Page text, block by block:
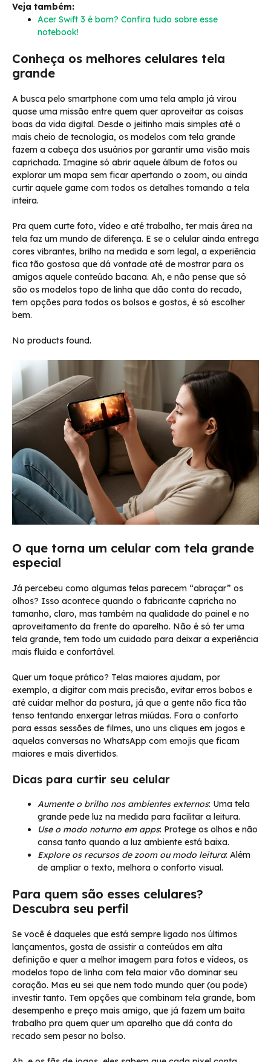
Veja também:
Acer Swift 3 é bom? Confira tudo sobre esse
notebook!
Conheça os melhores celulares tela
grande
A busca pelo smartphone com uma tela ampla já virou
quase uma missão entre quem quer aproveitar as coisas
boas da vida digital. Desde o jeitinho mais simples até o
mais cheio de tecnologia, os modelos com tela grande
fazem a cabeça dos usuários por garantir uma visão mais
caprichada. Imagine só abrir aquele álbum de fotos ou
explorar um mapa sem ficar apertando o zoom, ou ainda
curtir aquele game com todos os detalhes tomando a tela
inteira.
Pra quem curte foto, vídeo e até trabalho, ter mais área na
tela faz um mundo de diferença. E se o celular ainda entrega
cores vibrantes, brilho na medida e som legal, a experiência
fica tão gostosa que dá vontade até de mostrar para os
amigos aquele conteúdo bacana. Ah, e não pense que só
são os modelos topo de linha que dão conta do recado,
tem opções para todos os bolsos e gostos, é só escolher
bem.
No products found.
O que torna um celular com tela grande
especial
Já percebeu como algumas telas parecem “abraçar” os
olhos? Isso acontece quando o fabricante capricha no
tamanho, claro, mas também na qualidade do painel e no
aproveitamento da frente do aparelho. Não é só ter uma
tela grande, tem todo um cuidado para deixar a experiência
mais fluida e confortável.
Quer um toque prático? Telas maiores ajudam, por
exemplo, a digitar com mais precisão, evitar erros bobos e
até cuidar melhor da postura, já que a gente não fica tão
tenso tentando enxergar letras miúdas. Fora o conforto
para essas sessões de filmes, uno uns cliques em jogos e
aquelas conversas no WhatsApp com emojis que ficam
maiores e mais divertidos.
Dicas para curtir seu celular
Aumente o brilho nos ambientes externos: Uma tela
grande pede luz na medida para facilitar a leitura.
Use o modo noturno em apps: Protege os olhos e não
cansa tanto quando a luz ambiente está baixa.
Explore os recursos de zoom ou modo leitura: Além
de ampliar o texto, melhora o conforto visual.
Para quem são esses celulares?
Descubra seu perfil
Se você é daqueles que está sempre ligado nos últimos
lançamentos, gosta de assistir a conteúdos em alta
definição e quer a melhor imagem para fotos e vídeos, os
modelos topo de linha com tela maior vão dominar seu
coração. Mas eu sei que nem todo mundo quer (ou pode)
investir tanto. Tem opções que combinam tela grande, bom
desempenho e preço mais amigo, que já fazem um baita
trabalho pra quem quer um aparelho que dá conta do
recado sem pesar no bolso.